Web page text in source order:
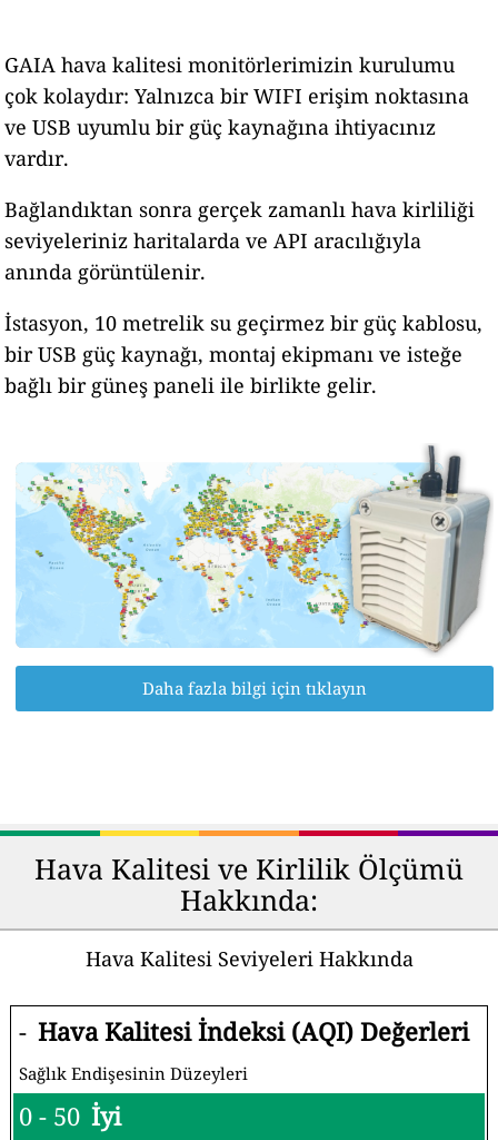
GAIA hava kalitesi monitörlerimizin kurulumu
çok kolaydır: Yalnızca bir WIFI erişim noktasına
ve USB uyumlu bir güç kaynağına ihtiyacınız
vardır.
Bağlandıktan sonra gerçek zamanlı hava kirliliği
seviyeleriniz haritalarda ve API aracılığıyla
anında görüntülenir.
İstasyon, 10 metrelik su geçirmez bir güç kablosu,
bir USB güç kaynağı, montaj ekipmanı ve isteğe
bağlı bir güneş paneli ile birlikte gelir.
Daha fazla bilgi için tıklayın
Hava Kalitesi ve Kirlilik Ölçümü
Hakkında:
Hava Kalitesi Seviyeleri Hakkında
- Hava Kalitesi İndeksi (AQI) Değerleri
Sağlık Endişesinin Düzeyleri
0 - 50 İyi